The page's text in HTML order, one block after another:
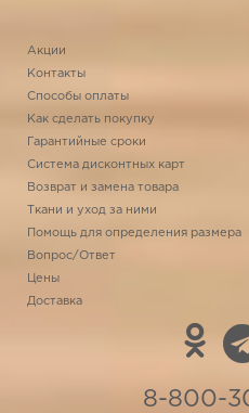
Акции
Контакты
Способы оплаты
Как сделать покупку
Гарантийные сроки
Система дисконтных карт
Возврат и замена товара
Ткани и уход за ними
Помощь для определения размера
Вопрос/Ответ
Цены
Доставка
8-800-